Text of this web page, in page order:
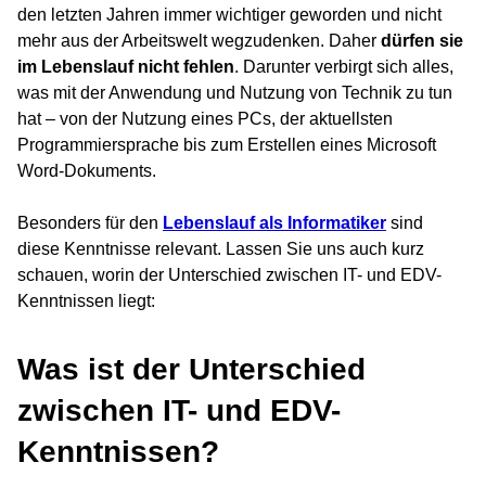
den letzten Jahren immer wichtiger geworden und nicht
mehr aus der Arbeitswelt wegzudenken. Daher dürfen sie
im Lebenslauf nicht fehlen. Darunter verbirgt sich alles,
was mit der Anwendung und Nutzung von Technik zu tun
hat – von der Nutzung eines PCs, der aktuellsten
Programmiersprache bis zum Erstellen eines Microsoft
Word-Dokuments.
Besonders für den Lebenslauf als Informatiker sind
diese Kenntnisse relevant. Lassen Sie uns auch kurz
schauen, worin der Unterschied zwischen IT- und EDV-
Kenntnissen liegt:
Was ist der Unterschied
zwischen IT- und EDV-
Kenntnissen?